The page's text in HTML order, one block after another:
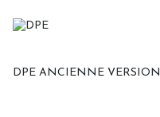
DPE ANCIENNE VERSION